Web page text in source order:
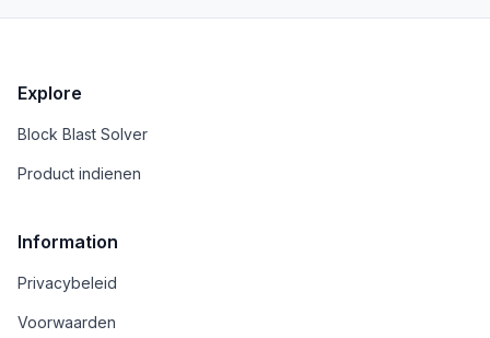
Explore
Block Blast Solver
Product indienen
Information
Privacybeleid
Voorwaarden